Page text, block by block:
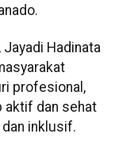
Jayadi Hadinata
profesional,
aktif dan sehat
inklusif.